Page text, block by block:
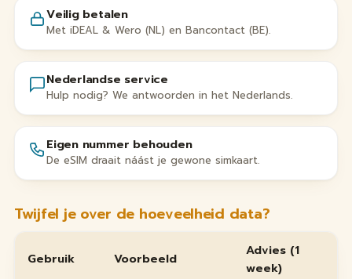
Veilig betalen
Met iDEAL & Wero (NL) en Bancontact (BE).
Nederlandse service
Hulp nodig? We antwoorden in het Nederlands.
Eigen nummer behouden
De eSIM draait náást je gewone simkaart.
Twijfel je over de hoeveelheid data?
Gebruik Voorbeeld
Advies (1
week)